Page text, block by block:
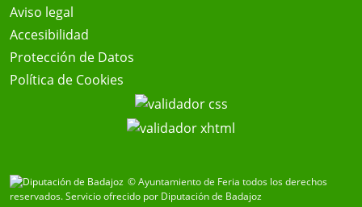
Aviso legal
Accesibilidad
Protección de Datos
Política de Cookies
© Ayuntamiento de Feria todos los derechos
reservados.Servicio ofrecido por Diputación de Badajoz